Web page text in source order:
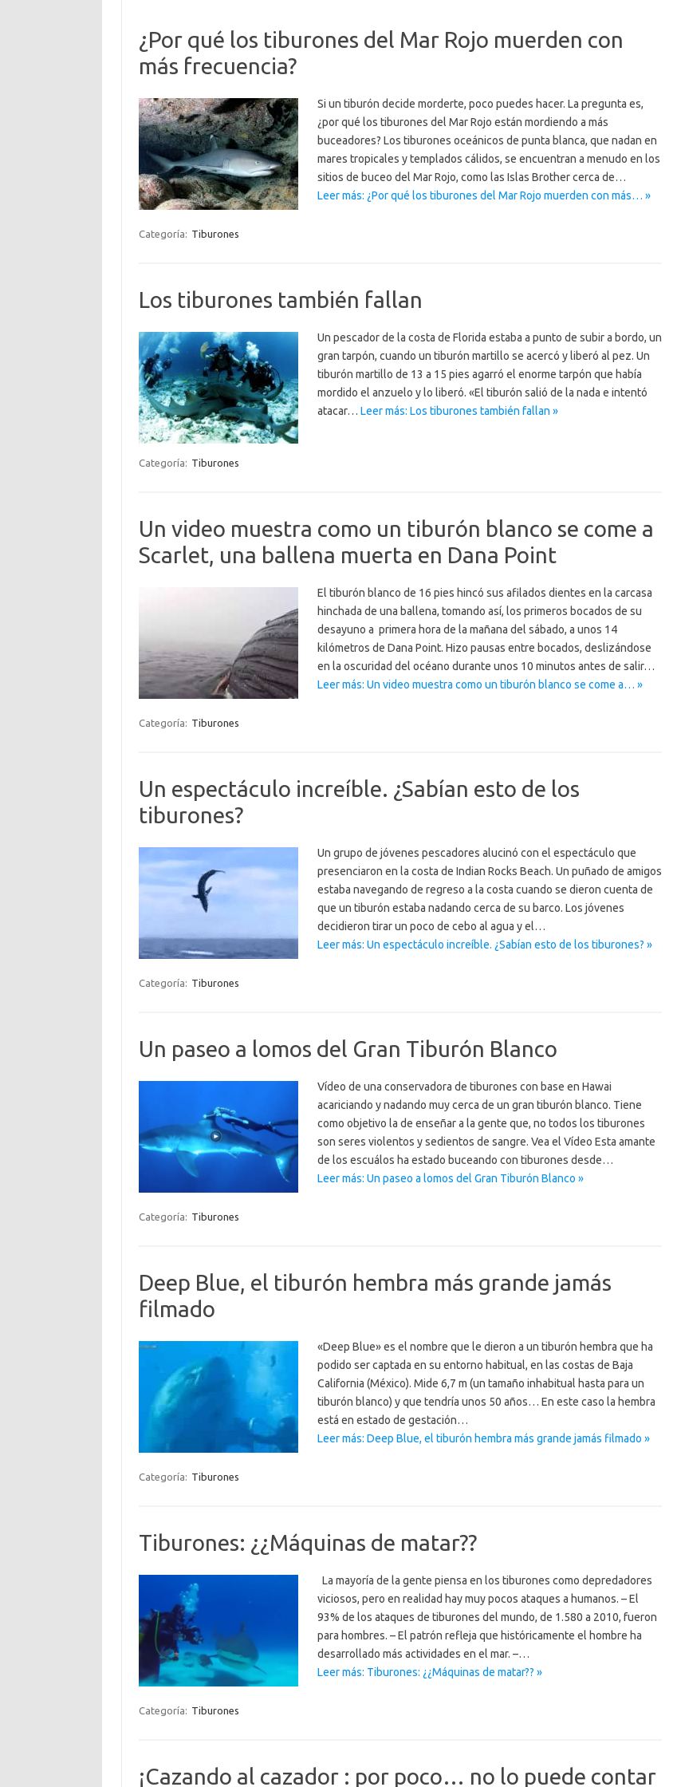
¿Por qué los tiburones del Mar Rojo muerden con
más frecuencia?
Si un tiburón decide morderte, poco puedes hacer. La pregunta es,
¿por qué los tiburones del Mar Rojo están mordiendo a más
buceadores? Los tiburones oceánicos de punta blanca, que nadan en
mares tropicales y templados cálidos, se encuentran a menudo en los
sitios de buceo del Mar Rojo, como las Islas Brother cerca de…
Leer más: ¿Por qué los tiburones del Mar Rojo muerden con más… »
Categoría: Tiburones
Los tiburones también fallan
Un pescador de la costa de Florida estaba a punto de subir a bordo, un
gran tarpón, cuando un tiburón martillo se acercó y liberó al pez. Un
tiburón martillo de 13 a 15 pies agarró el enorme tarpón que había
mordido el anzuelo y lo liberó. «El tiburón salió de la nada e intentó
atacar… Leer más: Los tiburones también fallan »
Categoría: Tiburones
Un video muestra como un tiburón blanco se come a
Scarlet, una ballena muerta en Dana Point
El tiburón blanco de 16 pies hincó sus afilados dientes en la carcasa
hinchada de una ballena, tomando así, los primeros bocados de su
desayuno a primera hora de la mañana del sábado, a unos 14
kilómetros de Dana Point. Hizo pausas entre bocados, deslizándose
en la oscuridad del océano durante unos 10 minutos antes de salir…
Leer más: Un video muestra como un tiburón blanco se come a… »
Categoría: Tiburones
Un espectáculo increíble. ¿Sabían esto de los
tiburones?
Un grupo de jóvenes pescadores alucinó con el espectáculo que
presenciaron en la costa de Indian Rocks Beach. Un puñado de amigos
estaba navegando de regreso a la costa cuando se dieron cuenta de
que un tiburón estaba nadando cerca de su barco. Los jóvenes
decidieron tirar un poco de cebo al agua y el…
Leer más: Un espectáculo increíble. ¿Sabían esto de los tiburones? »
Categoría: Tiburones
Un paseo a lomos del Gran Tiburón Blanco
Vídeo de una conservadora de tiburones con base en Hawai
acariciando y nadando muy cerca de un gran tiburón blanco. Tiene
como objetivo la de enseñar a la gente que, no todos los tiburones
son seres violentos y sedientos de sangre. Vea el Vídeo Esta amante
de los escuálos ha estado buceando con tiburones desde…
Leer más: Un paseo a lomos del Gran Tiburón Blanco »
Categoría: Tiburones
Deep Blue, el tiburón hembra más grande jamás
filmado
«Deep Blue» es el nombre que le dieron a un tiburón hembra que ha
podido ser captada en su entorno habitual, en las costas de Baja
California (México). Mide 6,7 m (un tamaño inhabitual hasta para un
tiburón blanco) y que tendría unos 50 años… En este caso la hembra
está en estado de gestación…
Leer más: Deep Blue, el tiburón hembra más grande jamás filmado »
Categoría: Tiburones
Tiburones: ¿¿Máquinas de matar??
La mayoría de la gente piensa en los tiburones como depredadores
viciosos, pero en realidad hay muy pocos ataques a humanos. – El
93% de los ataques de tiburones del mundo, de 1.580 a 2010, fueron
para hombres. – El patrón refleja que históricamente el hombre ha
desarrollado más actividades en el mar. –…
Leer más: Tiburones: ¿¿Máquinas de matar?? »
Categoría: Tiburones
¡Cazando al cazador : por poco… no lo puede contar